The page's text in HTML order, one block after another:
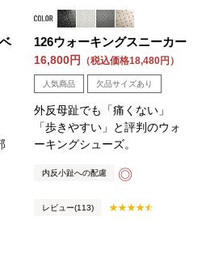
126ウォーキングスニーカー
16,800円 （税込価格18,480円）
人気商品 欠品サイズあり
外反母趾でも「痛くない」
「歩きやすい」と評判のウォ
ーキングシューズ。
内反小趾への配慮 ◎
レビュー(113)